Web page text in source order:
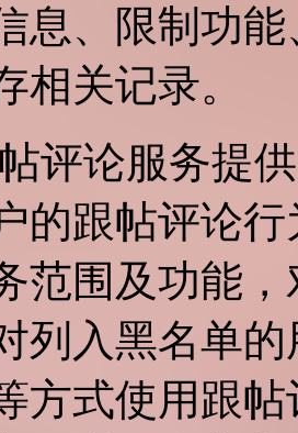
息、限制功
相关记录。
评论服务提
的跟帖评论
范围及功能
列入黑名单
方式使用跟